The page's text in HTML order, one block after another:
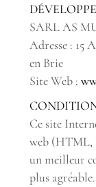
SARL AS
Adresse : 15
en Brie
Site Web :
Ce site
web (HTML,
un meilleur
plus agréable.